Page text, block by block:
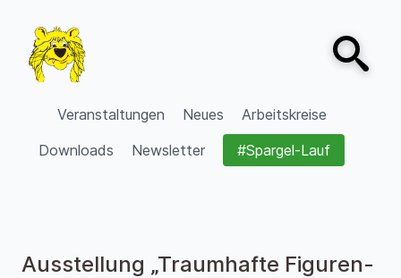
VVV Burgdorf
Veranstaltungen Neues
Arbeitskreise
Downloads
Newsletter #Spargel-Lauf
Open
Ausstellung „Traumhafte Figuren-